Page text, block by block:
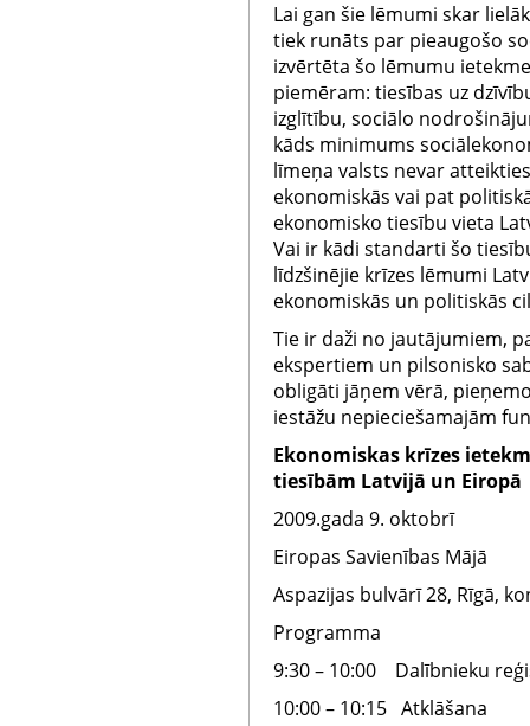
Lai gan šie lēmumi skar
tiek runāts par pieaugošo
izvērtēta šo lēmumu
piemēram: tiesības uz
izglītību, sociālo
kāds minimums
līmeņa valsts nevar
ekonomiskās vai pat
ekonomisko tiesību vieta
Vai ir kādi standarti šo
līdzšinējie krīzes lēmumi
ekonomiskās un politiskās
Tie ir daži no jautājumiem,
ekspertiem un pilsonisko
obligāti jāņem vērā,
iestāžu nepieciešamajām
Ekonomiskas krīzes
tiesībām Latvijā un Eiropā
2009.gada 9. oktobrī
Eiropas Savienības Mājā
Aspazijas bulvārī 28, Rīgā,
Programma
9:30 – 10:00 Dalībnieku
10:00 – 10:15 Atklāšana